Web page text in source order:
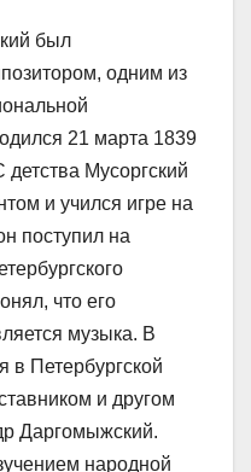
был
одним из
21 марта 1839
Мусоргский
и учился игре на
поступил на
что его
музыка. В
в Петербургской
и другом
Даргомыжский.
народной